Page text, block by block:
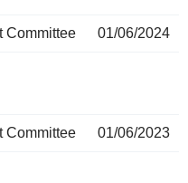
Committee 01/06/2024
Committee 01/06/2023